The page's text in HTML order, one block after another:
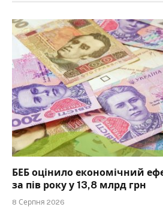
БЕБ оцінило економічний
за пів року у 13,8 млрд грн
8 Серпня 2026